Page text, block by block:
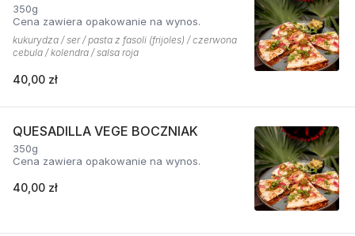
350g
Cena zawiera opakowanie na wynos.
kukurydza / ser / pasta z fasoli (frijoles) / czerwona
cebula / kolendra / salsa roja
40,00 zł
QUESADILLA VEGE BOCZNIAK
350g
Cena zawiera opakowanie na wynos.
40,00 zł